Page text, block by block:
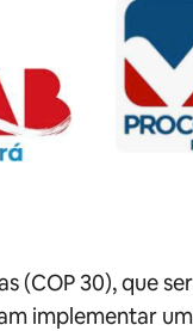
30), que
implementar